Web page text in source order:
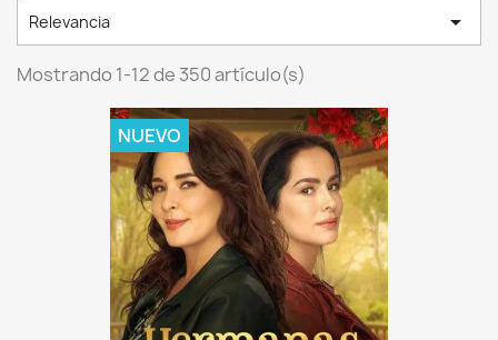
Relevancia 
Mostrando 1-12 de 350 artículo(s)
NUEVO